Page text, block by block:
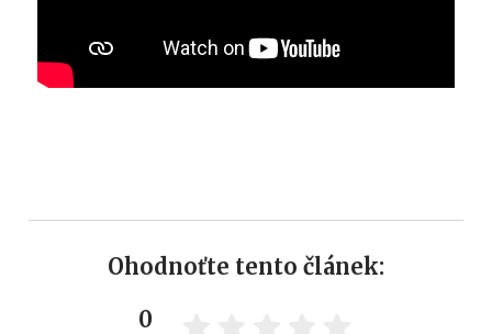
Ohodnoťte tento článek:
0